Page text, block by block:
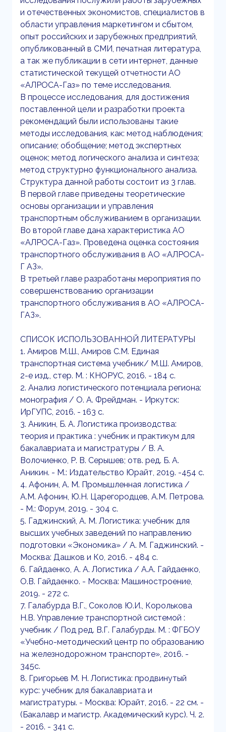
и отечественных экономистов, специалистов в
области управления маркетингом и сбытом,
опыт российских и зарубежных предприятий,
опубликованный в СМИ, печатная литература,
а так же публикации в сети интернет, данные
статистической текущей отчетности АО
«АЛРОСА-Газ» по теме исследования.
В процессе исследования, для достижения
поставленной цели и разработки проекта
рекомендаций были использованы такие
методы исследования, как: метод наблюдения;
описание; обобщение; метод экспертных
оценок; метод логического анализа и синтеза;
метод структурно функционального анализа.
Структура данной работы состоит из 3 глав.
В первой главе приведены теоретические
основы организации и управления
транспортным обслуживанием в организации.
Во второй главе дана характеристика АО
«АЛРОСА-Газ». Проведена оценка состояния
транспортного обслуживания в АО «АЛРОСА-
Г АЗ».
В третьей главе разработаны мероприятия по
совершенствованию организации
транспортного обслуживания в АО «АЛРОСА-
ГАЗ».
СПИСОК ИСПОЛЬЗОВАННОЙ ЛИТЕРАТУРЫ
1. Амиров М.Ш., Амиров С.М. Единая
транспортная система учебник/ М.Ш. Амиров,
2-е изд., стер. М. : КНОРУС, 2016. - 184 с.
2. Анализ логистического потенциала региона:
монография / О. А. Фрейдман. - Иркутск:
ИрГУПС, 2016. - 163 с.
3. Аникин, Б. А. Логистика производства:
теория и практика : учебник и практикум для
бакалавриата и магистратуры / В. А.
Волочиенко, Р. В. Серышев; отв. ред. Б. А.
Аникин. - М.: Издательство Юрайт, 2019. -454 с.
4. Афонин, А. М. Промышленная логистика /
А.М. Афонин, Ю.Н. Царегородцев, А.М. Петрова.
- М.: Форум, 2019. - 304 с.
5. Гаджинский, А. М. Логистика: учебник для
высших учебных заведений по направлению
подготовки «Экономика» / А. М. Гаджинский. -
Москва: Дашков и К0, 2016. - 484 с.
6. Гайдаенко, А. А. Логистика / А.А. Гайдаенко,
О.В. Гайдаенко. - Москва: Машиностроение,
2019. - 272 с.
7. Галабурда В.Г., Соколов Ю.И., Королькова
Н.В. Управление транспортной системой :
учебник / Под ред. В.Г. Галабурды. М. : ФГБОУ
«Учебно-методический центр по образованию
на железнодорожном транспорте», 2016. -
345с.
8. Григорьев М. Н. Логистика: продвинутый
курс: учебник для бакалавриата и
магистратуры. - Москва: Юрайт, 2016. - 22 см. -
(Бакалавр и магистр. Академический курс). Ч. 2.
- 2016. - 341 с.